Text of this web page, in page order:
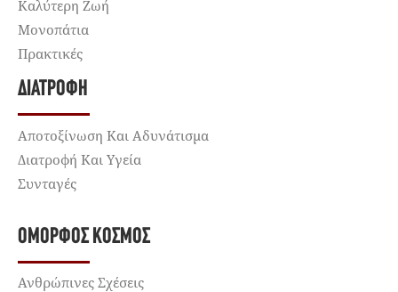
Καλύτερη Ζωή
Μονοπάτια
Πρακτικές
ΔΙΑΤΡΟΦΉ
Αποτοξίνωση Και Αδυνάτισμα
Διατροφή Και Υγεία
Συνταγές
ΌΜΟΡΦΟΣ ΚΌΣΜΟΣ
Ανθρώπινες Σχέσεις